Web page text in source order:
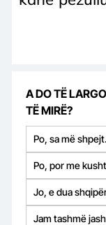
A DO TË
TË MIRË?
Po, sa më shpejt.
Po, por me
Jo, e dua
Jam tashmë